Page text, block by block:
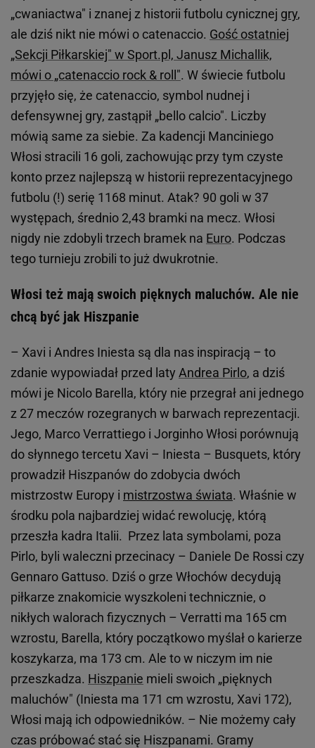
„cwaniactwa" i znanej z historii futbolu cynicznej gry,
ale dziś nikt nie mówi o catenaccio. Gość ostatniej
„Sekcji Piłkarskiej" w Sport.pl, Janusz Michallik,
mówi o „catenaccio rock & roll". W świecie futbolu
przyjęło się, że catenaccio, symbol nudnej i
defensywnej gry, zastąpił „bello calcio". Liczby
mówią same za siebie. Za kadencji Manciniego
Włosi stracili 16 goli, zachowując przy tym czyste
konto przez najlepszą w historii reprezentacyjnego
futbolu (!) serię 1168 minut. Atak? 90 goli w 37
występach, średnio 2,43 bramki na mecz. Włosi
nigdy nie zdobyli trzech bramek na Euro. Podczas
tego turnieju zrobili to już dwukrotnie.
Włosi też mają swoich pięknych maluchów. Ale nie
chcą być jak Hiszpanie
– Xavi i Andres Iniesta są dla nas inspiracją – to
zdanie wypowiadał przed laty Andrea Pirlo, a dziś
mówi je Nicolo Barella, który nie przegrał ani jednego
z 27 meczów rozegranych w barwach reprezentacji.
Jego, Marco Verrattiego i Jorginho Włosi porównują
do słynnego tercetu Xavi – Iniesta – Busquets, który
prowadził Hiszpanów do zdobycia dwóch
mistrzostw Europy i mistrzostwa świata. Właśnie w
środku pola najbardziej widać rewolucję, którą
przeszła kadra Italii. Przez lata symbolami, poza
Pirlo, byli waleczni przecinacy – Daniele De Rossi czy
Gennaro Gattuso. Dziś o grze Włochów decydują
piłkarze znakomicie wyszkoleni technicznie, o
nikłych walorach fizycznych – Verratti ma 165 cm
wzrostu, Barella, który początkowo myślał o karierze
koszykarza, ma 173 cm. Ale to w niczym im nie
przeszkadza. Hiszpanie mieli swoich „pięknych
maluchów" (Iniesta ma 171 cm wzrostu, Xavi 172),
Włosi mają ich odpowiedników. – Nie możemy cały
czas próbować stać się Hiszpanami. Gramy